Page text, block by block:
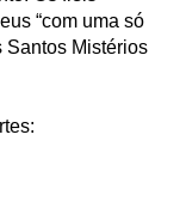
“com uma só
Santos Mistérios